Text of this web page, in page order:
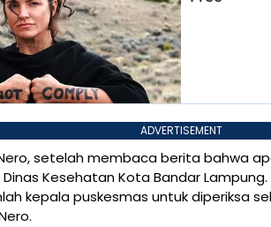
ADVERTISEMENT
setelah membaca berita bahwa
Kesehatan Kota Bandar
kepala puskesmas untuk diperiksa